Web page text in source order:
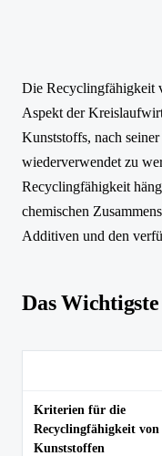
Die Recyclingfähigkeit
Aspekt der
Kunststoffs, nach
wiederverwendet zu
Recyclingfähigkeit
chemischen
Additiven und den
Das
Kriterien für die
Recyclingfähigkeit von
Kunststoffen